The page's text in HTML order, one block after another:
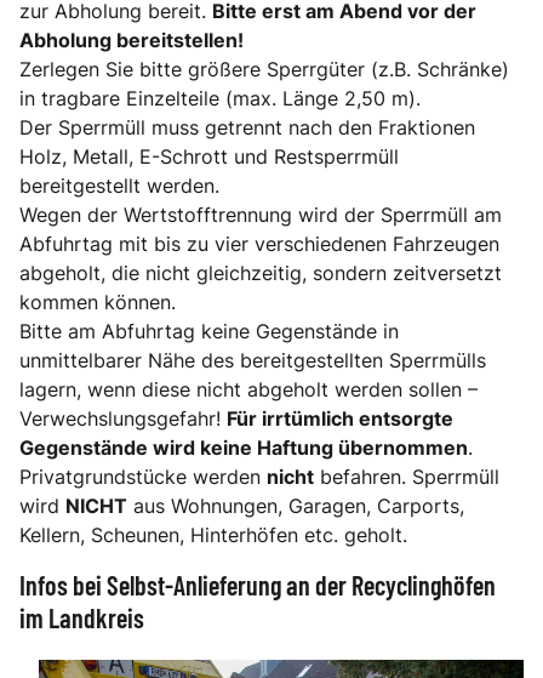
zur Abholung bereit. Bitte erst am Abend vor der
Abholung bereitstellen!
Zerlegen Sie bitte größere Sperrgüter (z.B. Schränke)
in tragbare Einzelteile (max. Länge 2,50 m).
Der Sperrmüll muss getrennt nach den Fraktionen
Holz, Metall, E-Schrott und Restsperrmüll
bereitgestellt werden.
Wegen der Wertstofftrennung wird der Sperrmüll am
Abfuhrtag mit bis zu vier verschiedenen Fahrzeugen
abgeholt, die nicht gleichzeitig, sondern zeitversetzt
kommen können.
Bitte am Abfuhrtag keine Gegenstände in
unmittelbarer Nähe des bereitgestellten Sperrmülls
lagern, wenn diese nicht abgeholt werden sollen –
Verwechslungsgefahr! Für irrtümlich entsorgte
Gegenstände wird keine Haftung übernommen.
Privatgrundstücke werden nicht befahren. Sperrmüll
wird NICHT aus Wohnungen, Garagen, Carports,
Kellern, Scheunen, Hinterhöfen etc. geholt.
Infos bei Selbst-Anlieferung an der Recyclinghöfen
im Landkreis